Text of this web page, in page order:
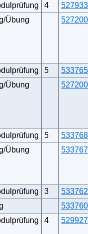
4
527933
Übung
527200
5
533765
Übung
527200
5
533768
Übung
533767
3
533762
533760
4 529927